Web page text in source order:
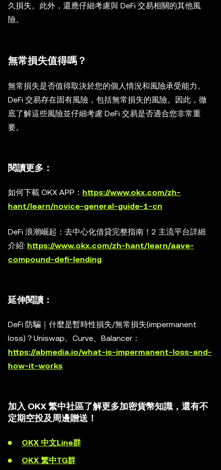
久損失。此外，還應仔細考慮與 DeFi 交易相關的其他風
險。
無常損失值得嗎？
無常損失是否值得取決於您的個人情況和風險承受能力。
DeFi 交易存在固有風險，包括無常損失的風險。因此，徹
底了解這些風險並仔細考慮 DeFi 交易是否適合您非常重
要。
閱讀更多：
如何下載 OKX APP： https://www.okx.com/zh-
hant/learn/novice-general-guide-1-cn
DeFi 浪潮崛起：去中心化借貸完整指南！2 主流平台詳細
介紹: https://www.okx.com/zh-hant/learn/aave-
compound-defi-lending
延伸閱讀：
DeFi 防騙｜什麼是暫時性損失/無常損失(impermanent
loss)？Uniswap、Curve、Balancer ：
https://abmedia.io/what-is-impermanent-loss-and-
how-it-works
加入 OKX 繁中社區了解更多加密貨幣知識，還有不
定期空投及周邊贈送！
OKX 中文Line群
OKX 繁中TG群